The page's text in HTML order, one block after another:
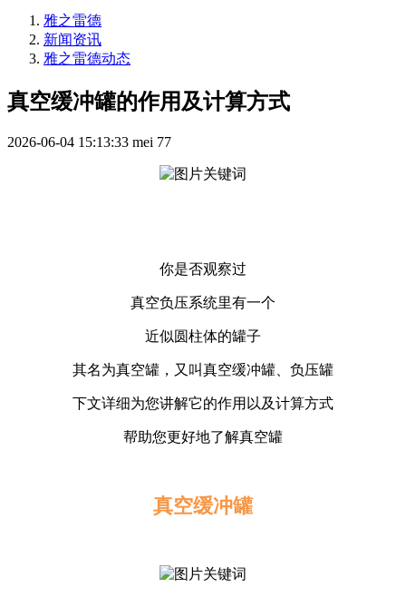
雅之雷德
新闻资讯
雅之雷德动态
真空缓冲罐的作用及计算方式
2026-06-04 15:13:33 mei 77
你是否观察过
真空负压系统里有一个
近似圆柱体的罐子
其名为真空罐，又叫真空缓冲罐、负压罐
下文详细为您讲解它的作用以及计算方式
帮助您更好地了解真空罐
真空缓冲罐